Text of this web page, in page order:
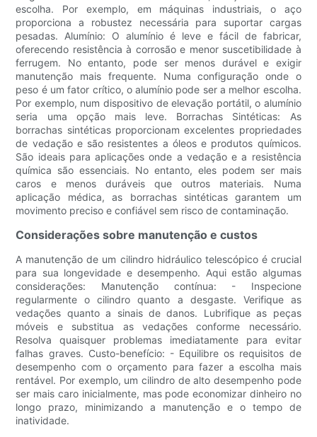
escolha. Por exemplo, em máquinas industriais, o aço
proporciona a robustez necessária para suportar cargas
pesadas. Alumínio: O alumínio é leve e fácil de fabricar,
oferecendo resistência à corrosão e menor suscetibilidade à
ferrugem. No entanto, pode ser menos durável e exigir
manutenção mais frequente. Numa configuração onde o
peso é um fator crítico, o alumínio pode ser a melhor escolha.
Por exemplo, num dispositivo de elevação portátil, o alumínio
seria uma opção mais leve. Borrachas Sintéticas: As
borrachas sintéticas proporcionam excelentes propriedades
de vedação e são resistentes a óleos e produtos químicos.
São ideais para aplicações onde a vedação e a resistência
química são essenciais. No entanto, eles podem ser mais
caros e menos duráveis ​​que outros materiais. Numa
aplicação médica, as borrachas sintéticas garantem um
movimento preciso e confiável sem risco de contaminação.
Considerações sobre manutenção e custos
A manutenção de um cilindro hidráulico telescópico é crucial
para sua longevidade e desempenho. Aqui estão algumas
considerações: Manutenção contínua: - Inspecione
regularmente o cilindro quanto a desgaste. Verifique as
vedações quanto a sinais de danos. Lubrifique as peças
móveis e substitua as vedações conforme necessário.
Resolva quaisquer problemas imediatamente para evitar
falhas graves. Custo-benefício: - Equilibre os requisitos de
desempenho com o orçamento para fazer a escolha mais
rentável. Por exemplo, um cilindro de alto desempenho pode
ser mais caro inicialmente, mas pode economizar dinheiro no
longo prazo, minimizando a manutenção e o tempo de
inatividade.